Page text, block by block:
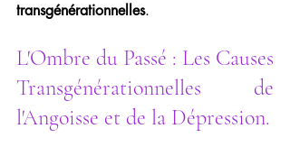
transgénérationnelles.
L'Ombre du Passé : Les Causes
Transgénérationnelles de
l'Angoisse et de la Dépression.